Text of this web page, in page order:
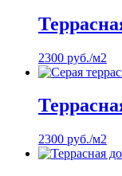
2300 руб./м2
2300 руб./м2